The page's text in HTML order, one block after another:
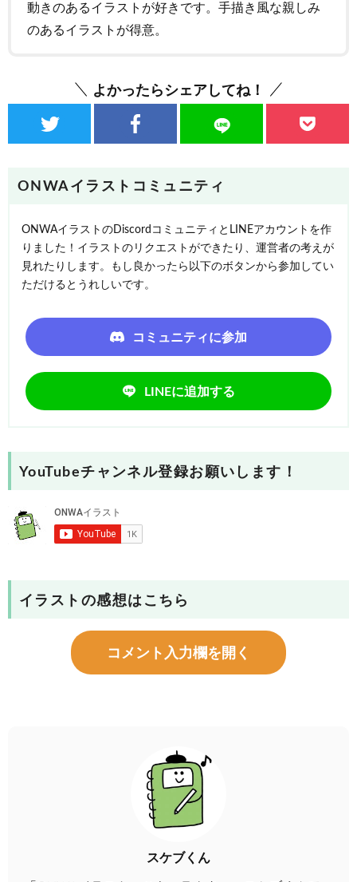
動きのあるイラストが好きです。手描き風な親しみ
のあるイラストが得意。
よかったらシェアしてね！
ONWAイラストコミュニティ
ONWAイラストのDiscordコミュニティとLINEアカウントを作
りました！イラストのリクエストができたり、運営者の考えが
見れたりします。もし良かったら以下のボタンから参加してい
ただけるとうれしいです。
コミュニティに参加
LINEに追加する
YouTubeチャンネル登録お願いします！
イラストの感想はこちら
コメント入力欄を開く
スケブくん